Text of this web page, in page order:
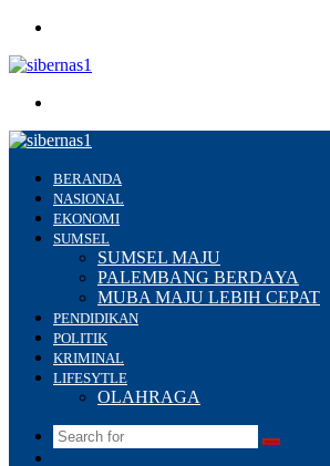
BERANDA
NASIONAL
EKONOMI
SUMSEL
SUMSEL MAJU
PALEMBANG BERDAYA
MUBA MAJU LEBIH CEPAT
PENDIDIKAN
POLITIK
KRIMINAL
LIFESYTLE
OLAHRAGA
Search